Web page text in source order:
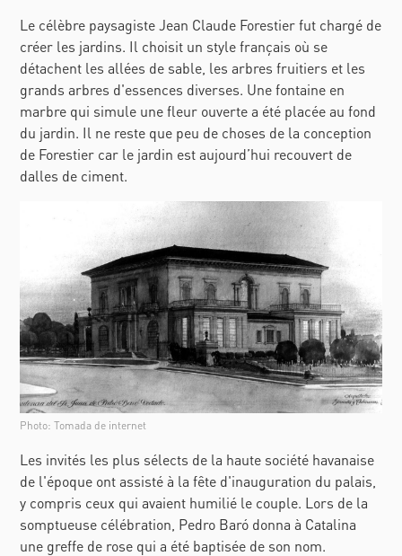
Le célèbre paysagiste Jean Claude Forestier fut chargé de
créer les jardins. Il choisit un style français où se
détachent les allées de sable, les arbres fruitiers et les
grands arbres d'essences diverses. Une fontaine en
marbre qui simule une fleur ouverte a été placée au fond
du jardin. Il ne reste que peu de choses de la conception
de Forestier car le jardin est aujourd’hui recouvert de
dalles de ciment.
Photo: Tomada de internet
Les invités les plus sélects de la haute société havanaise
de l'époque ont assisté à la fête d'inauguration du palais,
y compris ceux qui avaient humilié le couple. Lors de la
somptueuse célébration, Pedro Baró donna à Catalina
une greffe de rose qui a été baptisée de son nom.